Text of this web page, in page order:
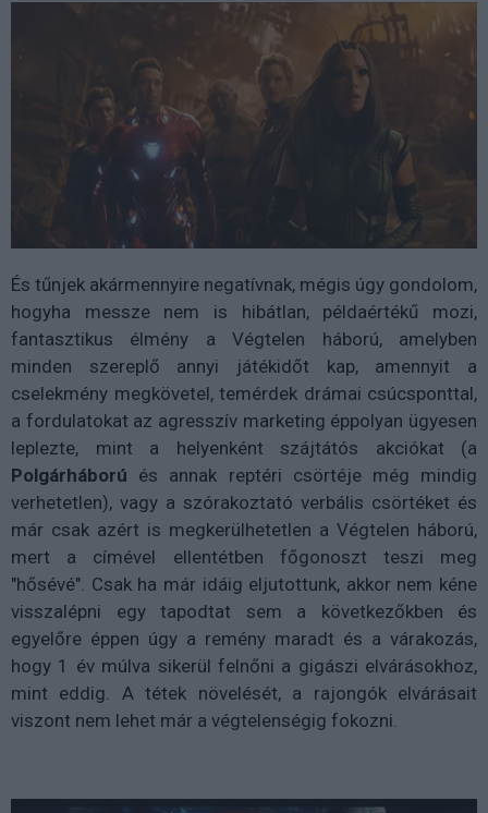
És tűnjek akármennyire negatívnak, mégis úgy gondolom,
hogyha messze nem is hibátlan, példaértékű mozi,
fantasztikus élmény a Végtelen háború, amelyben
minden szereplő annyi játékidőt kap, amennyit a
cselekmény megkövetel, temérdek drámai csúcsponttal,
a fordulatokat az agresszív marketing éppolyan ügyesen
leplezte, mint a helyenként szájtátós akciókat (a
Polgárháború és annak reptéri csörtéje még mindig
verhetetlen), vagy a szórakoztató verbális csörtéket és
már csak azért is megkerülhetetlen a Végtelen háború,
mert a címével ellentétben főgonoszt teszi meg
"hősévé". Csak ha már idáig eljutottunk, akkor nem kéne
visszalépni egy tapodtat sem a következőkben és
egyelőre éppen úgy a remény maradt és a várakozás,
hogy 1 év múlva sikerül felnőni a gigászi elvárásokhoz,
mint eddig. A tétek növelését, a rajongók elvárásait
viszont nem lehet már a végtelenségig fokozni.